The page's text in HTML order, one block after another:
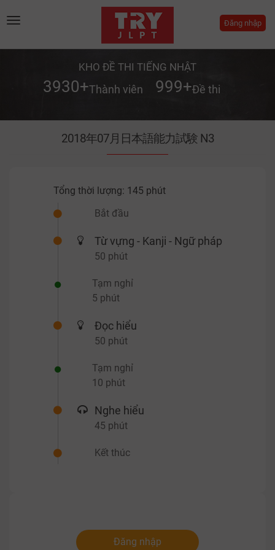
Toggle
Đăng nhập
KHO ĐỀ THI TIẾNG NHẬT
3930+Thành viên 999+Đề thi
2018年07月日本語能力試験 N3
Tổng thời lượng: 145 phút
Bắt đầu
Từ vựng - Kanji - Ngữ pháp
50 phút
Tạm nghỉ
5 phút
Đọc hiểu
50 phút
Tạm nghỉ
10 phút
Nghe hiểu
45 phút
Kết thúc
Đăng nhập